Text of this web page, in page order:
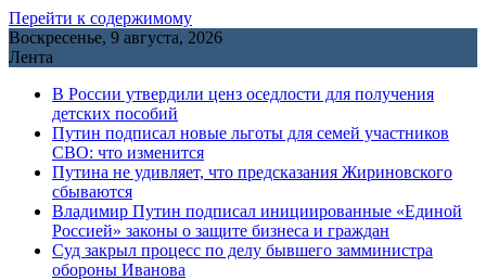
Перейти к содержимому
Воскресенье, 9 августа, 2026
Лента
В России утвердили ценз оседлости для получения
детских пособий
Путин подписал новые льготы для семей участников
СВО: что изменится
Путина не удивляет, что предсказания Жириновского
сбываются
Владимир Путин подписал инициированные «Единой
Россией» законы о защите бизнеса и граждан
Cуд закрыл процесс по делу бывшего замминистра
обороны Иванова